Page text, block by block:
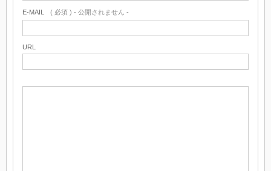
E-MAIL ( 必須 ) - 公開されません -
URL